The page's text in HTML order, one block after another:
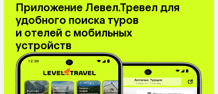
Приложение Левел.Тревел для
удобного поиска туров
и отелей с мобильных
устройств